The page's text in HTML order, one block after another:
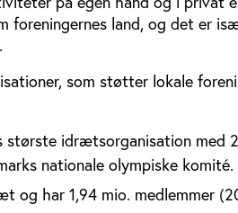
foreningernes land, og det er
som støtter lokale
idrætsorganisation med
nationale olympiske komité.
og har 1,94 mio. medlemmer